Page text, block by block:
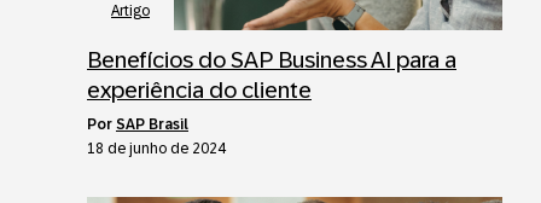
Artigo
Benefícios do SAP Business AI para a
experiência do cliente
por SAP Brasil
18 de junho de 2024